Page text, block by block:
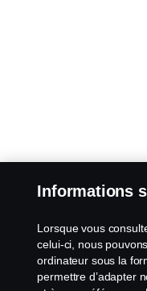
Informations
Lorsque vous
celui-ci, nous
ordinateur sous la
permettre d’adapter